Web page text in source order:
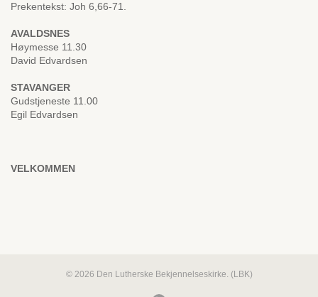
Prekentekst: Joh 6,66-71.
AVALDSNES
Høymesse 11.30
David Edvardsen
STAVANGER
Gudstjeneste 11.00
Egil Edvardsen
VELKOMMEN
© 2026 Den Lutherske Bekjennelseskirke. (LBK)